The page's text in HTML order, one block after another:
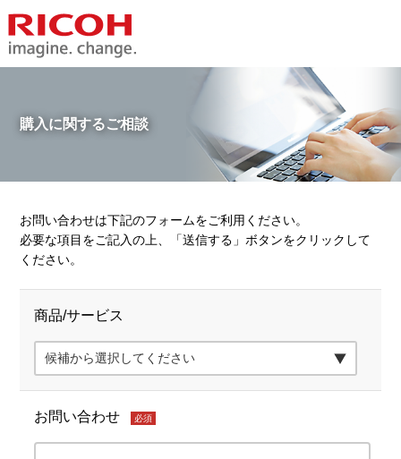
購入に関するご相談
お問い合わせは下記のフォームをご利用ください。
必要な項目をご記入の上、「送信する」ボタンをクリックして
ください。
商品/サービス
お問い合わせ 必須